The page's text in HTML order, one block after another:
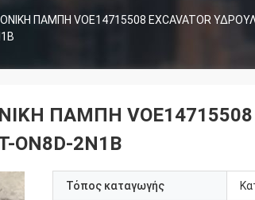
ΠΑΜΠΗ VOE14715508 EXCAVATOR
ΠΑΜΠΗ VOE14715508
ON8D-2N1B
Τόπος καταγωγής